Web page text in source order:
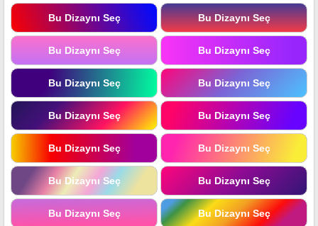
Bu Dizaynı Seç Bu Dizaynı Seç
Bu Dizaynı Seç Bu Dizaynı Seç
Bu Dizaynı Seç Bu Dizaynı Seç
Bu Dizaynı Seç Bu Dizaynı Seç
Bu Dizaynı Seç Bu Dizaynı Seç
Bu Dizaynı Seç Bu Dizaynı Seç
Bu Dizaynı Seç Bu Dizaynı Seç